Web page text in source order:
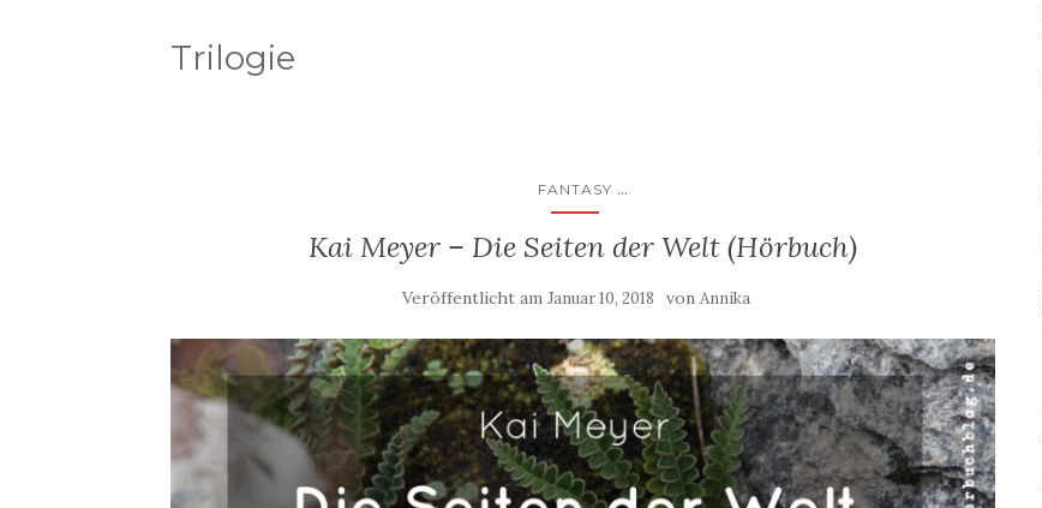
Trilogie
FANTASY ...
Kai Meyer – Die Seiten der Welt (Hörbuch)
Veröffentlicht amJanuar 10, 2018 vonAnnika